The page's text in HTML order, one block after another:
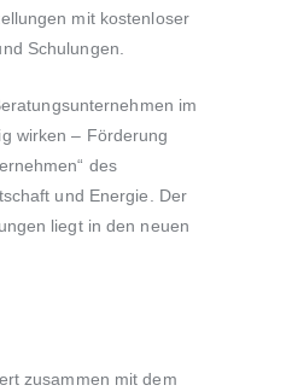
mit kostenloser
Schulungen.
im
wirken – Förderung
des
und Energie. Der
liegt in den neuen
zusammen mit dem